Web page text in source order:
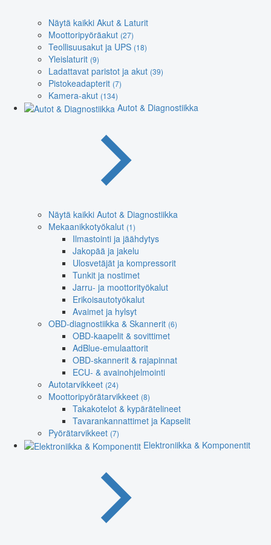
Näytä kaikki Akut & Laturit
Moottoripyöräakut (27)
Teollisuusakut ja UPS (18)
Yleislaturit (9)
Ladattavat paristot ja akut (39)
Pistokeadapterit (7)
Kamera-akut (134)
Autot & Diagnostiikka
Näytä kaikki Autot & Diagnostiikka
Mekaanikkotyökalut (1)
Ilmastointi ja jäähdytys
Jakopää ja jakelu
Ulosvetäjät ja kompressorit
Tunkit ja nostimet
Jarru- ja moottorityökalut
Erikoisautotyökalut
Avaimet ja hylsyt
OBD-diagnostiikka & Skannerit (6)
OBD-kaapelit & sovittimet
AdBlue-emulaattorit
OBD-skannerit & rajapinnat
ECU- & avainohjelmointi
Autotarvikkeet (24)
Moottoripyörätarvikkeet (8)
Takakotelot & kypärätelineet
Tavarankannattimet ja Kapselit
Pyörätarvikkeet (7)
Elektroniikka & Komponentit